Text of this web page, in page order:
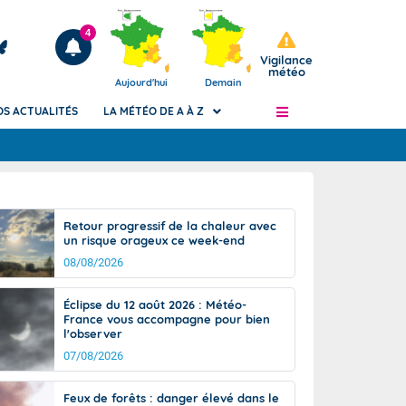
Articles
4
Aujourd'hui Demain
Vigilance
météo
de
Phénomènes dangereux de J+2 à J+7
Avertissement pluies intenses à l'échelle
des communes (Apic)
Bulletins Marine
Bulletins d'estimation du risque
d'avalanche
Météo des forêts
Vigicrues
ACTUALITÉS LA MÉTÉO DE A À Z
Retour progressif de la chaleur avec
un risque orageux ce week-end
08/08/2026
Éclipse du 12 août 2026 : Météo-
France vous accompagne pour bien
l'observer
07/08/2026
Feux de forêts : danger élevé dans le